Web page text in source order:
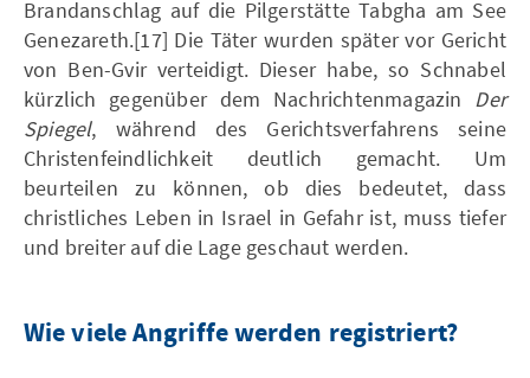
Brandanschlag auf die Pilgerstätte Tabgha am See
Genezareth.[17] Die Täter wurden später vor Gericht
von Ben-Gvir verteidigt. Dieser habe, so Schnabel
kürzlich gegenüber dem Nachrichtenmagazin Der
Spiegel, während des Gerichtsverfahrens seine
Christenfeindlichkeit deutlich gemacht. Um
beurteilen zu können, ob dies bedeutet, dass
christliches Leben in Israel in Gefahr ist, muss tiefer
und breiter auf die Lage geschaut werden.
Wie viele Angriffe werden registriert?